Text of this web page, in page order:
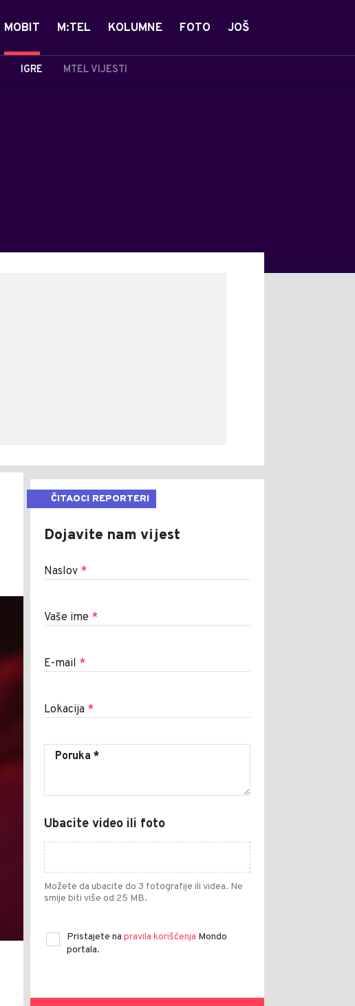
MOBIT
IGRE MTEL VIJESTI
M:TEL KOLUMNE FOTO JOŠ
ČITAOCI REPORTERI
Dojavite nam vijest
Naslov *
Vaše ime *
E-mail *
Lokacija *
Ubacite video ili foto
Možete da ubacite do 3 fotografije ili videa. Ne
smije biti više od 25 MB.
Pristajete na pravila korišćenja Mondo
portala.